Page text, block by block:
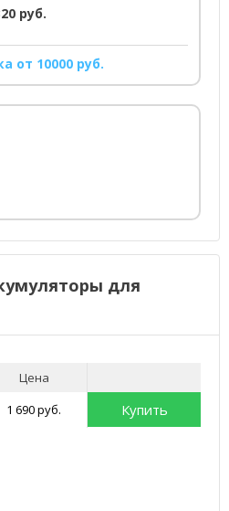
руб.
от 10000 руб.
для
Цена
1 690 руб. Купить